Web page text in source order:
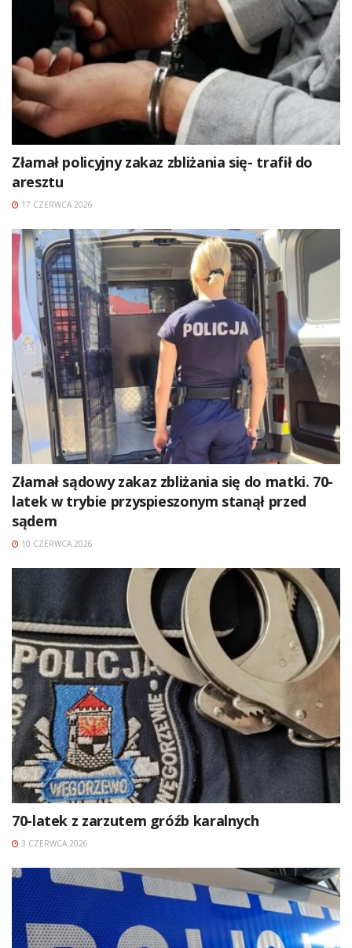
Złamał policyjny zakaz zbliżania się- trafił do
aresztu
17 CZERWCA 2026
Złamał sądowy zakaz zbliżania się do matki. 70-
latek w trybie przyspieszonym stanął przed
sądem
10 CZERWCA 2026
70-latek z zarzutem gróźb karalnych
3 CZERWCA 2026